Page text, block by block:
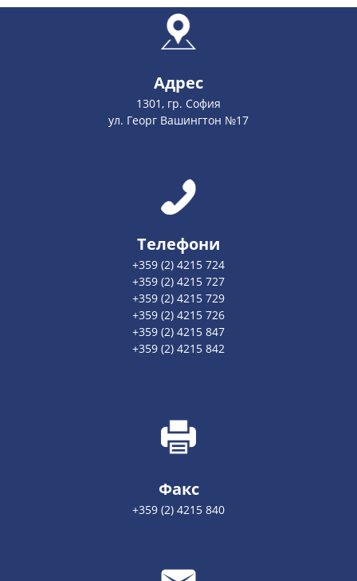
Адрес
1301, гр. София
ул. Георг Вашингтон №17
Телефони
+359 (2) 4215 724
+359 (2) 4215 727
+359 (2) 4215 729
+359 (2) 4215 726
+359 (2) 4215 847
+359 (2) 4215 842
Факс
+359 (2) 4215 840